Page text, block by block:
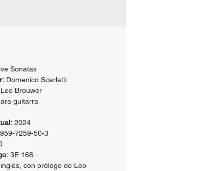
Sonatas
Domenico Scarlatti
Leo Brouwer
guitarra
2024
7259-50-3
3E.168
con prólogo de Leo